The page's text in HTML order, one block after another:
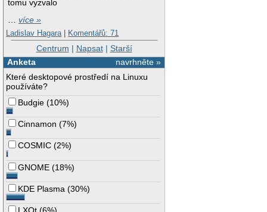
tomu vyzvalo
…více »
Ladislav Hagara | Komentářů: 71
Centrum | Napsat| Starší
navrhněte »
Anketa
Které desktopové prostředí na Linuxu
používáte?
Budgie (10%)
Cinnamon (7%)
COSMIC (2%)
GNOME (18%)
KDE Plasma (30%)